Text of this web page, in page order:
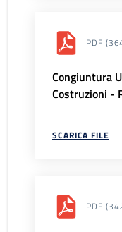
PDF
Congiuntura
Costruzioni -
SCARICA FILE
PDF